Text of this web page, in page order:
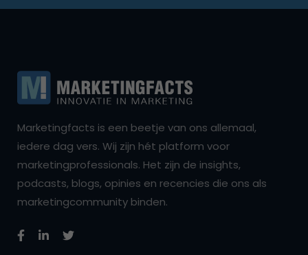
Marketingfacts is een beetje van ons allemaal,
iedere dag vers. Wij zijn hét platform voor
marketingprofessionals. Het zijn de insights,
podcasts, blogs, opinies en recencies die ons als
marketingcommunity binden.